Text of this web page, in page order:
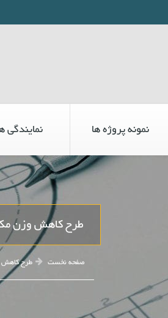
نمونه پروژه ها نمایندگی
طرح کاهش وزن
صفحه نخست طرح کاهش